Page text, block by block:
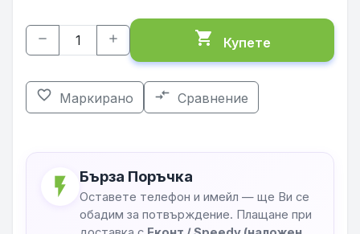
remove add shopping_cart Купете
favorite_border Маркирано compare_arrows Сравнение
flash_on Бърза Поръчка
Оставете телефон и имейл — ще Ви се
обадим за потвърждение. Плащане при